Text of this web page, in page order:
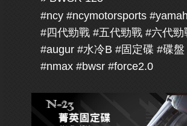
#ncy #ncymotorsports
#四代勁戰 #五代勁戰 #六代勁
#augur #水冷B #固定碟 #碟
#nmax #bwsr #force2.0